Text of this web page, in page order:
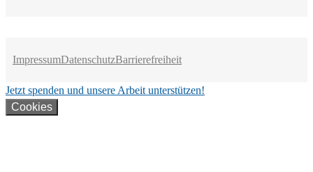
ImpressumDatenschutzBarrierefreiheit
Jetzt spenden und unsere Arbeit unterstützen!
Cookies